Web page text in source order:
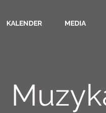
KALENDER MEDIA